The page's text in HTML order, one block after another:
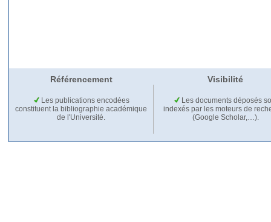
Référencement Visibilité
Les publications encodées
constituent la bibliographie académique
de l'Université.
Les documents déposés
indexés par les moteurs de
(Google Scholar,…).